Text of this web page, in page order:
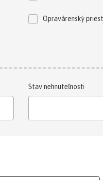
Opravárenský
Stav nehnuteľnosti